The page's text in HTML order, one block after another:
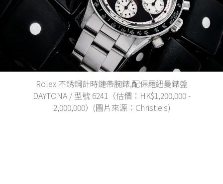
Rolex 不銹鋼計時鏈帶腕錶,配保羅紐曼錶盤
DAYTONA / 型號 6241（估價：HK$1,200,000 -
2,000,000）(圖片來源：Christie's)